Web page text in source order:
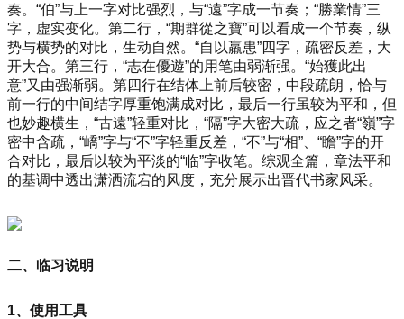
奏。“伯”与上一字对比强烈，与“遠”字成一节奏；“勝業情”三
字，虚实变化。第二行，“期群從之寶”可以看成一个节奏，纵
势与横势的对比，生动自然。“自以羸患”四字，疏密反差，大
开大合。第三行，“志在優遊”的用笔由弱渐强。“始獲此出
意”又由强渐弱。第四行在结体上前后较密，中段疏朗，恰与
前一行的中间结字厚重饱满成对比，最后一行虽较为平和，但
也妙趣横生，“古遠”轻重对比，“隔”字大密大疏，应之者“嶺”字
密中含疏，“嶠”字与“不”字轻重反差，“不”与“相”、“瞻”字的开
合对比，最后以较为平淡的“临”字收笔。综观全篇，章法平和
的基调中透出潇洒流宕的风度，充分展示出晋代书家风采。
二、临习说明
1、使用工具